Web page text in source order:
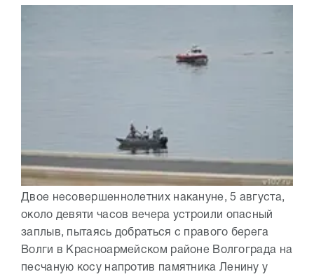
Двое несовершеннолетних накануне, 5 августа,
около девяти часов вечера устроили опасный
заплыв, пытаясь добраться с правого берега
Волги в Красноармейском районе Волгограда на
песчаную косу напротив памятника Ленину у